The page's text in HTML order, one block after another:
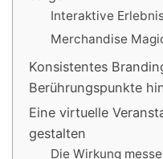
Interaktive
Merchandise
Konsistentes
Berührungspunkte
Eine virtuelle
gestalten
Die Wirkung